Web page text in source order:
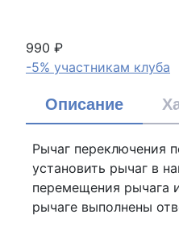
990 ₽
-5% участникам клуба
Описание
Рычаг переключения
установить рычаг в
перемещения рычага
рычаге выполнены